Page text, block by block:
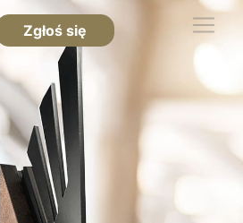
Zgłoś się